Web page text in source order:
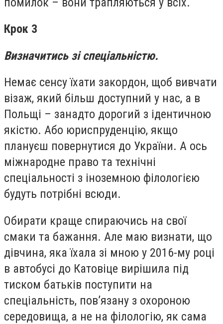
Крок 3
Визначитись зі спеціальністю.
Немає сенсу їхати закордон, щоб вивчати
візаж, який більш доступний у нас, а в
Польщі – занадто дорогий з ідентичною
якістю. Або юриспруденцію, якщо
плануєш повернутися до України. А ось
міжнародне право та технічні
спеціальності з іноземною філологією
будуть потрібні всюди.
Обирати краще спираючись на свої
смаки та бажання. Але маю визнати, що
дівчина, яка їхала зі мною у 2016-му році
в автобусі до Катовіце вирішила під
тиском батьків поступити на
спеціальність, пов’язану з охороною
середовища, а не на філологію, як сама